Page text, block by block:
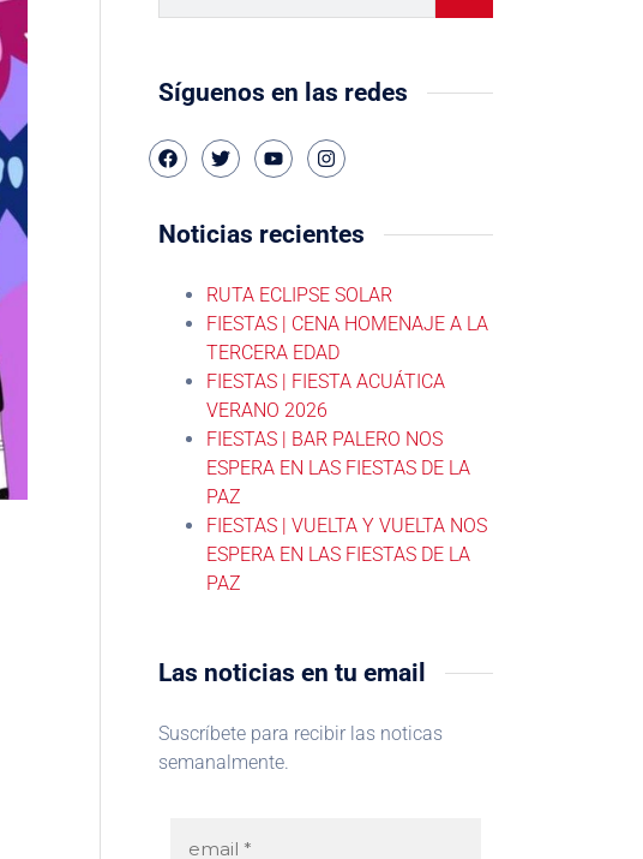
Síguenos en las redes
Noticias recientes
RUTA ECLIPSE SOLAR
FIESTAS | CENA HOMENAJE A LA
TERCERA EDAD
FIESTAS | FIESTA ACUÁTICA
VERANO 2026
FIESTAS | BAR PALERO NOS
ESPERA EN LAS FIESTAS DE LA
PAZ
FIESTAS | VUELTA Y VUELTA NOS
ESPERA EN LAS FIESTAS DE LA
PAZ
Las noticias en tu email
Suscríbete para recibir las noticas
semanalmente.